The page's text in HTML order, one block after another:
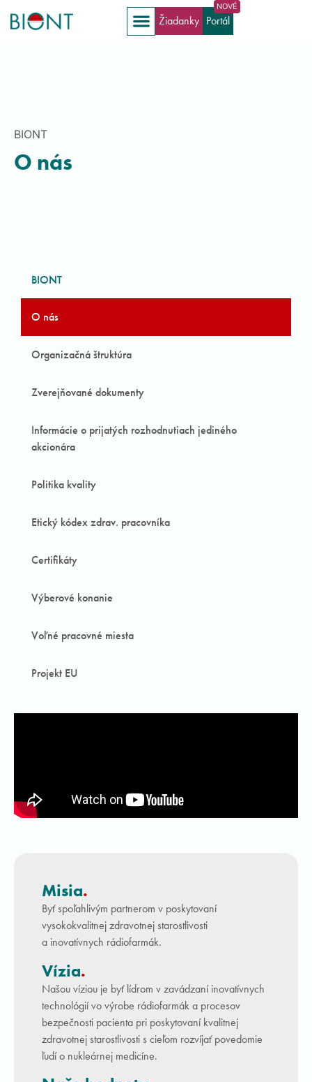
Žiadanky Portál
BIONT
O nás
BIONT
O nás
Organizačná štruktúra
Zverejňované dokumenty
Informácie o prijatých rozhodnutiach jediného
akcionára
Politika kvality
Etický kódex zdrav. pracovníka
Certifikáty
Výberové konanie
Voľné pracovné miesta
Projekt EU
Misia.
Byť spoľahlivým partnerom v poskytovaní
vysokokvalitnej zdravotnej starostlivosti
a inovatívnych rádiofarmák.
Vízia.
Našou víziou je byť lídrom v zavádzaní inovatívnych
technológií vo výrobe rádiofarmák a procesov
bezpečnosti pacienta pri poskytovaní kvalitnej
zdravotnej starostlivosti s cieľom rozvíjať povedomie
ľudí o nukleárnej medicíne.